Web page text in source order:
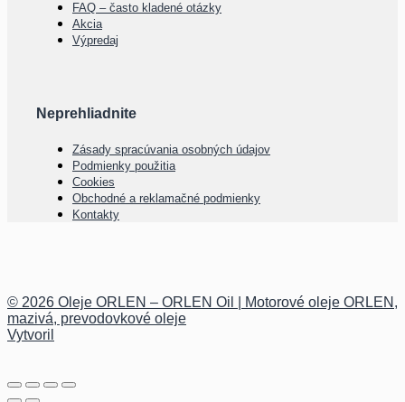
FAQ – často kladené otázky
Akcia
Výpredaj
Neprehliadnite
Zásady spracúvania osobných údajov
Podmienky použitia
Cookies
Obchodné a reklamačné podmienky
Kontakty
© 2026 Oleje ORLEN – ORLEN Oil | Motorové oleje ORLEN,
mazivá, prevodovkové oleje
Vytvoril